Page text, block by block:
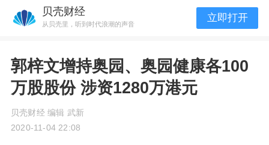
贝壳财经
从贝壳里，听到时代浪潮的声音
立即打开
郭梓文增持奥园、奥园健康各100
万股股份 涉资1280万港元
贝壳财经 编辑 武新
2020-11-04 22:08